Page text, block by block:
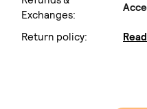
Exchanges:
Return policy: